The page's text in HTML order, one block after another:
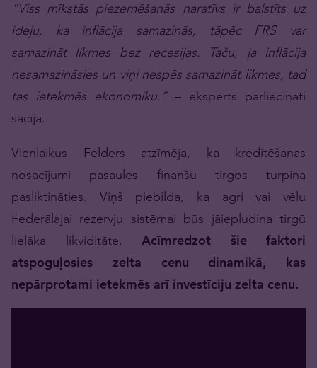
“Viss mīkstās piezemēšanās naratīvs ir balstīts uz
ideju, ka inflācija samazinās, tāpēc FRS var
samazināt likmes bez recesijas. Taču, ja inflācija
nesamazināsies un viņi nespēs samazināt likmes, tad
tas ietekmēs ekonomiku.”– eksperts pārliecināti
sacīja.
Vienlaikus Felders atzīmēja, ka kreditēšanas
nosacījumi pasaules finanšu tirgos turpina
pasliktināties. Viņš piebilda, ka agri vai vēlu
Federālajai rezervju sistēmai būs jāiepludina tirgū
lielāka likviditāte. Acīmredzot šie faktori
atspoguļosies zelta cenu dinamikā, kas
nepārprotami ietekmēs arī investīciju zelta cenu.